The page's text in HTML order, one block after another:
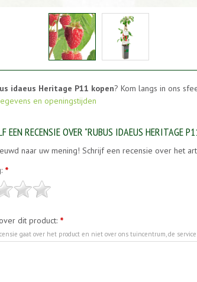
idaeus Heritage P11 kopen? Kom langs in ons
en openingstijden
EEN RECENSIE OVER "RUBUS IDAEUS HERITAGE
naar uw mening! Schrijf een recensie over het
*
dit product: *
gaat over het product en niet over ons tuincentrum, de